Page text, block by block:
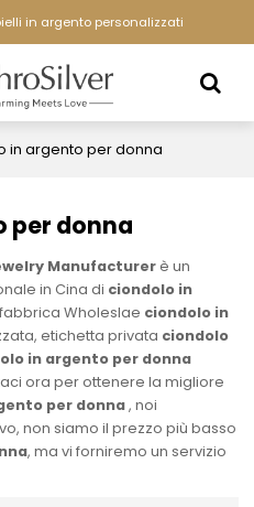
in argento personalizzati
in argento per donna
per donna
Manufacturerè un
in Cina di ciondolo in
Wholeslae ciondolo in
etichetta privata ciondolo
in argento per donna
ora per ottenere la migliore
per donna, noi
non siamo il prezzo più basso
, ma vi forniremo un servizio